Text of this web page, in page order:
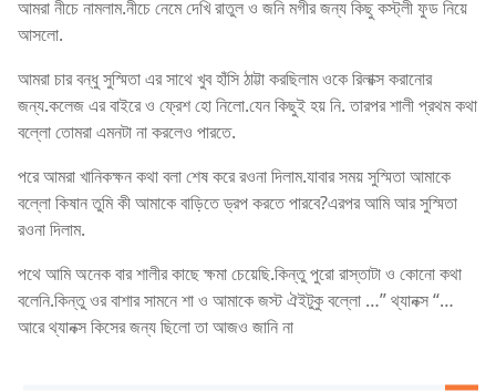
আমরা নীচে নামলাম.নীচে নেমে দেখি রাতুল ও জনি মগীর জন্য কিছু কস্ট্লী ফুড নিয়ে
আসলো.
আমরা চার বন্ধু সুস্মিতা এর সাথে খুব হাঁসি ঠাট্টা করছিলাম ওকে রিলাক্স করানোর
জন্য.কলেজ এর বাইরে ও ফ্রেশ হো নিলো.যেন কিছুই হয় নি. তারপর শালী প্রথম কথা
বল্লো তোমরা এমনটা না করলেও পারতে.
পরে আমরা খানিকক্ষন কথা বলা শেষ করে রওনা দিলাম.যাবার সময় সুস্মিতা আমাকে
বল্লো কিষান তুমি কী আমাকে বাড়িতে ড্রপ করতে পারবে?এরপর আমি আর সুস্মিতা
রওনা দিলাম.
পথে আমি অনেক বার শালীর কাছে ক্ষমা চেয়েছি.কিন্তু পুরো রাস্তাটা ও কোনো কথা
বলেনি.কিন্তু ওর বাশার সামনে শা ও আমাকে জস্ট ঐইটুকু বল্লো …” থ্যানক্স “…
আরে থ্যানক্স কিসের জন্য ছিলো তা আজও জানি না